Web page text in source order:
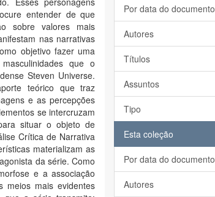
entender de que
sobre valores mais
nas narrativas
objetivo fazer uma
que o
Steven Universe.
teórico que traz
e as percepções
se intercruzam
situar o objeto de
Crítica de Narrativa
materializam as
da série. Como
e a associação
meios mais evidentes
Por data do documento
Autores
Títulos
Assuntos
Tipo
Esta coleção
Por data do documento
Autores